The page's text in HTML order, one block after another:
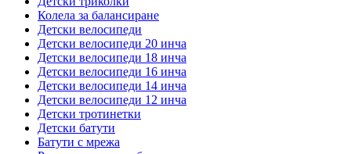
Колела за балансиране
Детски велосипеди
Детски велосипеди 20 инча
Детски велосипеди 18 инча
Детски велосипеди 16 инча
Детски велосипеди 14 инча
Детски велосипеди 12 инча
Детски тротинетки
Детски батути
Батути с мрежа